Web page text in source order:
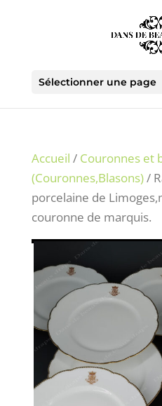
Sélectionner une page
Accueil / Couronnes et
(Couronnes,Blasons)/
porcelaine de
couronne de marquis.